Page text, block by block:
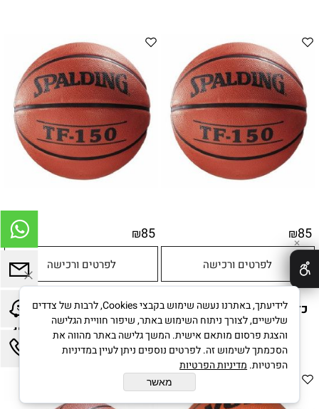
₪85
לפרטים ורכישה
₪85
לפרטים ורכישה
כדורסל מגומי VOIT במידות
3,5,6,7 לבחירה
כדורסל מיני 58955 דגם PRO
MINI HOOP™ BALL מבית
SKLZ
✕
לידיעתך, באתרנו נעשה שימוש בקבצי Cookies, לרבות של צדדים
שלישיים, לצורך ניתוח השימוש באתר, שיפור חוויית הגלישה
והצגת פרסום מותאם אישית. המשך גלישה באתר מהווה את
הסכמתך לשימוש זה. לפרטים נוספים ניתן לעיין במדיניות
הפרטיות. מדיניות הפרטיות
מאשר